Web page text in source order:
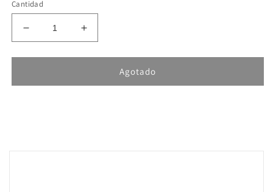
Cantidad
Reducir
cantidad
para
myREX24
50
Aumentar
cantidad
para
Helmholz
myREX24
50
Agotado